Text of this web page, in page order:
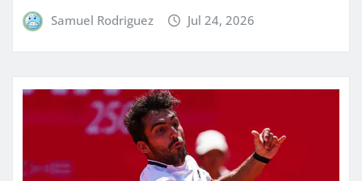
Samuel Rodriguez Jul 24, 2026